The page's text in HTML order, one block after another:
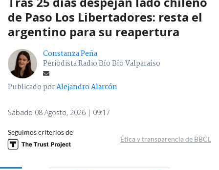
de Paso Los Libertadores: resta el
argentino para su reapertura
Constanza Peña
Periodista Radio Bío Bío Valparaíso
Publicado porAlejandro Alarcón
Sábado 08 Agosto, 2026 | 09:17
Seguimos criterios de
Ética y transparencia de BBCL